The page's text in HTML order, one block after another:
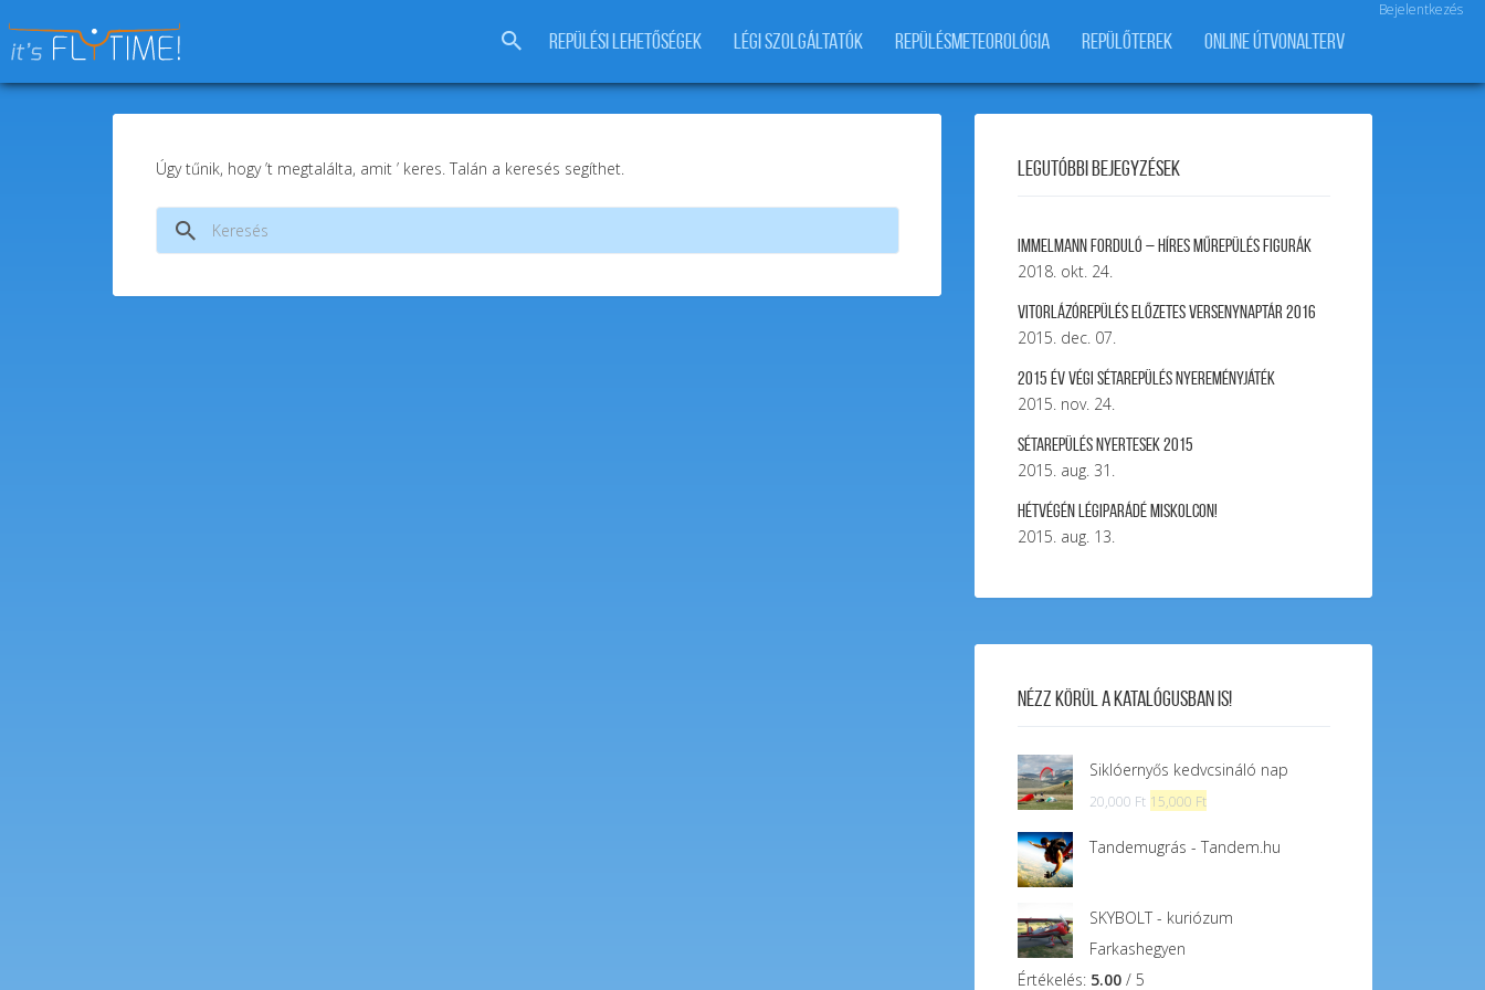
Bejelentkezés
REPÜLÉSI LEHETŐSÉGEK LÉGI SZOLGÁLTATÓK REPÜLÉSMETEOROLÓGIA REPÜLŐTEREK ONLINE ÚTVONALTERV
Keresés:
Úgy tűnik, hogy ’t megtalálta, amit ’ keres. Talán a keresés segíthet.
Keresés:
Legutóbbi bejegyzések
Immelmann forduló – Híres Műrepülés Figurák
2018. okt. 24.
Vitorlázórepülés ELŐZETES VERSENYNAPTÁR 2016
2015. dec. 07.
2015 év végi sétarepülés nyereményjáték
2015. nov. 24.
Sétarepülés nyertesek 2015
2015. aug. 31.
Hétvégén légiparádé Miskolcon!
2015. aug. 13.
Nézz körül a katalógusban is!
Siklóernyős kedvcsináló nap
20,000 Ft Original
was:
15,000 FtCurrent
Tandemugrás - Tandem.hu
SKYBOLT - kuriózum
Farkashegyen
Értékelés: 5.00/ 5